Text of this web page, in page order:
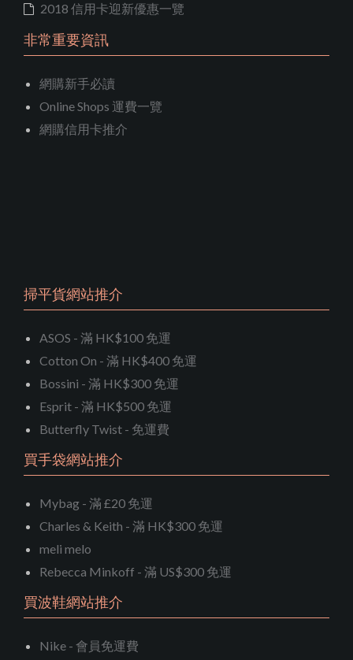
2018 信用卡迎新優惠一覽
非常重要資訊
網購新手必讀
Online Shops 運費一覽
網購信用卡推介
掃平貨網站推介
ASOS - 滿 HK$100 免運
Cotton On - 滿 HK$400 免運
Bossini - 滿 HK$300 免運
Esprit - 滿 HK$500 免運
Butterfly Twist - 免運費
買手袋網站推介
Mybag - 滿 £20 免運
Charles & Keith - 滿 HK$300 免運
meli melo
Rebecca Minkoff - 滿 US$300 免運
買波鞋網站推介
Nike - 會員免運費